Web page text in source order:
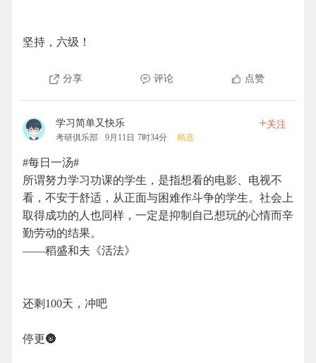
坚持，六级！
分享 评论 点赞
学习简单又快乐
考研俱乐部 9月11日 7时34分 精选
+关注
#每日一汤#
所谓努力学习功课的学生，是指想看的电影、电视不
看，不安于舒适，从正面与困难作斗争的学生。社会上
取得成功的人也同样，一定是抑制自己想玩的心情而辛
勤劳动的结果。
——稻盛和夫《活法》
还剩100天，冲吧
停更🌚